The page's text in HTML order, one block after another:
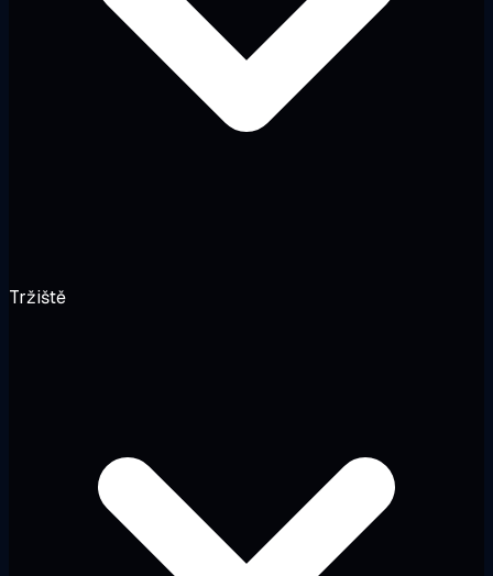
Tržiště